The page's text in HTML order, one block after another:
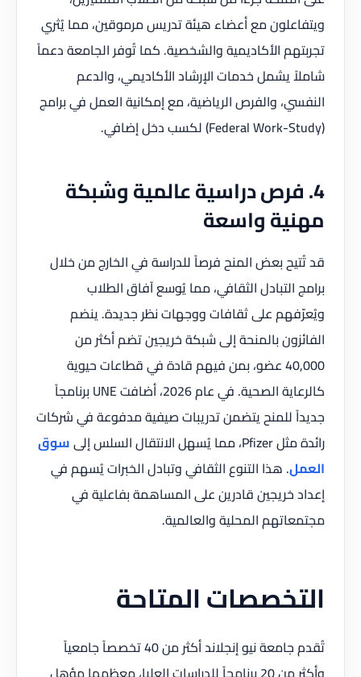
ويتفاعلون مع أعضاء هيئة تدريس مرموقين، مما يُثري
تجربتهم الأكاديمية والشخصية. كما تُوفر الجامعة دعماً
شاملاً يشمل خدمات الإرشاد الأكاديمي، والدعم
النفسي، والفرص الرياضية، مع إمكانية العمل في برامج
(Federal Work-Study) لكسب دخل إضافي.
4. فرص دراسية عالمية وشبكة
مهنية واسعة
قد تُتيح بعض المنح فرصاً للدراسة في الخارج من خلال
برامج التبادل الثقافي، مما يُوسع آفاق الطلاب
ويُعرّفهم على ثقافات ووجهات نظر جديدة. ينضم
الفائزون بالمنحة إلى شبكة خريجين تضم أكثر من
40,000 عضو، بمن فيهم قادة في قطاعات حيوية
كالرعاية الصحية. في عام 2026، أضافت UNE برنامجاً
جديداً للمنح يتضمن تدريبات صيفية مدفوعة في شركات
رائدة مثل Pfizer، مما يُسهل الانتقال السلس إلى
سوق
العمل. هذا التنوع الثقافي وتبادل الخبرات يُسهم في
إعداد خريجين قادرين على المساهمة بفاعلية في
مجتمعاتهم المحلية والعالمية.
التخصصات المتاحة
تُقدم جامعة نيو إنجلاند أكثر من 40 تخصصاً جامعياً